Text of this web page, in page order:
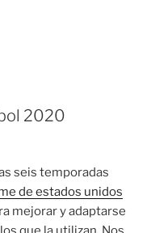
2020
seis temporadas
de estados unidos
mejorar y adaptarse